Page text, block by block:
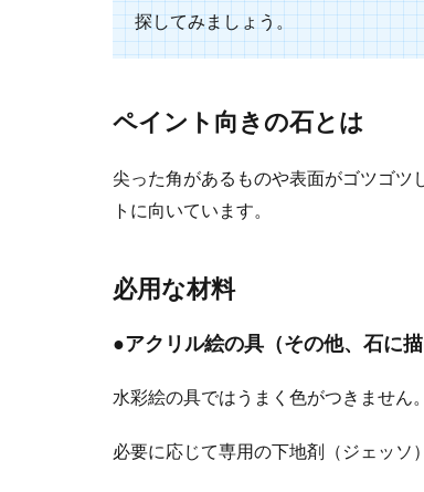
花
重
重
探してみましょう。
ペイント向きの石とは
尖った角があるものや表面がゴツゴツ
トに向いています。
必用な材料
●アクリル絵の具（その他、石に描
水彩絵の具ではうまく色がつきません
必要に応じて専用の下地剤（ジェッソ